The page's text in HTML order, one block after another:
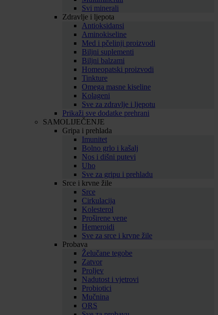
Svi minerali
Zdravlje i ljepota
Antioksidansi
Aminokiseline
Med i pčelinji proizvodi
Biljni suplementi
Biljni balzami
Homeopatski proizvodi
Tinkture
Omega masne kiseline
Kolageni
Sve za zdravlje i ljepotu
Prikaži sve dodatke prehrani
SAMOLIJEČENJE
Gripa i prehlada
Imunitet
Bolno grlo i kašalj
Nos i dišni putevi
Uho
Sve za gripu i prehladu
Srce i krvne žile
Srce
Cirkulacija
Kolesterol
Proširene vene
Hemeroidi
Sve za srce i krvne žile
Probava
Želučane tegobe
Zatvor
Proljev
Nadutost i vjetrovi
Probiotici
Mučnina
ORS